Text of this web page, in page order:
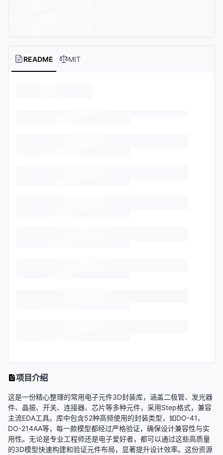
README MIT
项目介绍
这是一份精心整理的常用电子元件3D封装库，涵盖二极管、发光器
件、晶振、开关、连接器、芯片等多种元件，采用Step格式，兼容
主流EDA工具。库中包含52种高频使用的封装类型，如DO-41、
DO-214AA等，每一款模型都经过严格验证，确保设计兼容性与实
用性。无论是专业工程师还是电子爱好者，都可以通过这些高质量
的3D模型快速构建和验证元件布局，显著提升设计效率。这份资源